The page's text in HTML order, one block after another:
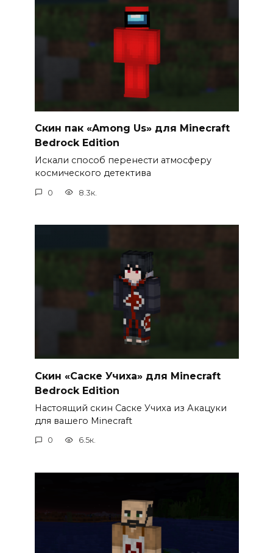
Cкин пак «Among Us» для Minecraft
Bedrock Edition
Искали способ перенести атмосферу
космического детектива
0 8.3к.
Скин «Саске Учиха» для Minecraft
Bedrock Edition
Настоящий скин Саске Учиха из Акацуки
для вашего Minecraft
0 6.5к.